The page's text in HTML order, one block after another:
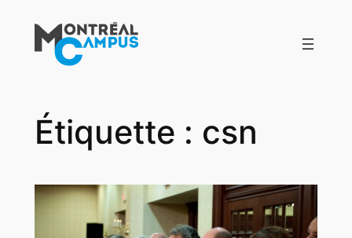
contenu
Étiquette : csn